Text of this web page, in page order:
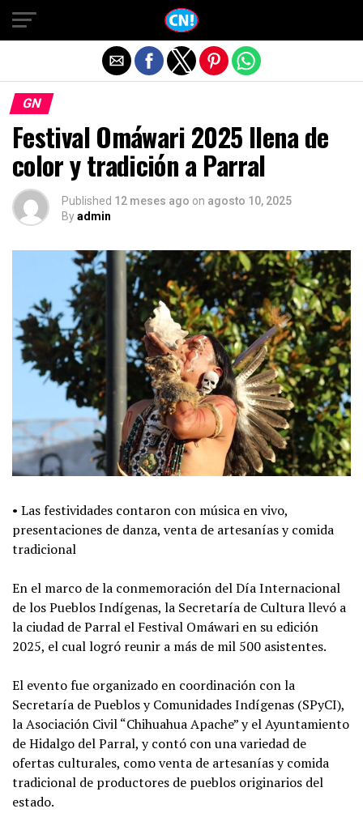
GN
Festival Omáwari 2025 llena de
color y tradición a Parral
Published 12 meses ago on agosto 10, 2025
Byadmin
•⁠ ⁠Las festividades contaron con música en vivo,
presentaciones de danza, venta de artesanías y comida
tradicional
En el marco de la conmemoración del Día Internacional
de los Pueblos Indígenas, la Secretaría de Cultura llevó a
la ciudad de Parral el Festival Omáwari en su edición
2025, el cual logró reunir a más de mil 500 asistentes.
El evento fue organizado en coordinación con la
Secretaría de Pueblos y Comunidades Indígenas (SPyCI),
la Asociación Civil “Chihuahua Apache” y el Ayuntamiento
de Hidalgo del Parral, y contó con una variedad de
ofertas culturales, como venta de artesanías y comida
tradicional de productores de pueblos originarios del
estado.
Salir de la versión móvil